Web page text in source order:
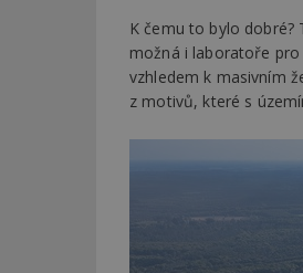
K čemu to bylo
možná i laboratoře
vzhledem k masivním
z motivů, které s